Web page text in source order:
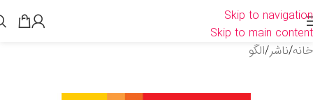
Skip to navigation
Skip to main content
خانه/ناشر/الگو